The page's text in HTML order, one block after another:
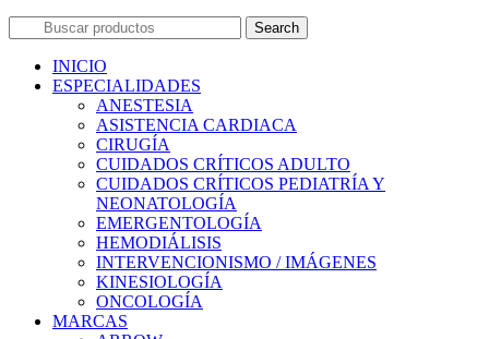
Search
INICIO
ESPECIALIDADES
ANESTESIA
ASISTENCIA CARDIACA
CIRUGÍA
CUIDADOS CRÍTICOS ADULTO
CUIDADOS CRÍTICOS PEDIATRÍA Y
NEONATOLOGÍA
EMERGENTOLOGÍA
HEMODIÁLISIS
INTERVENCIONISMO / IMÁGENES
KINESIOLOGÍA
ONCOLOGÍA
MARCAS